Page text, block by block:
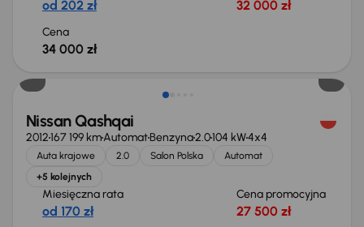
od 202 zł 32 000 zł
Cena
34 000 zł
Nissan Qashqai
2012167 199 kmAutomatBenzyna2.0104 kW4x4
Auta krajowe 2.0 Salon Polska
Automat
+5 kolejnych
Miesięczna rata
od 170 zł
Cena promocyjna
27 500 zł